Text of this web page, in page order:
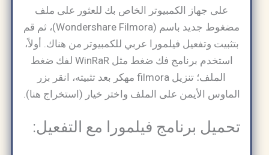
على جهاز الكمبيوتر الخاص بك للعثور على ملف
مضغوط جديد باسم (Wondershare Filmora)، ثم قم
بتثبيت وتفعيل فيلمورا عربي للكمبيوتر من هناك. أولاً،
استخدم برنامج فك ضغط مثل WinRaR لفك ضغط
الملف؛ تنزيل filmora مهكر بعد تثبيته، انقر بزر
الماوس الأيمن على الملف واختر خيار (استخراج هنا).
تحميل برنامج فيلمورا مع التفعيل: